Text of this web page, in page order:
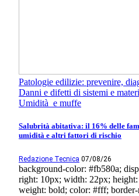
Patologie edilizie: prevenire,
Danni e difetti di sistemi e
Umidità e muffe
Salubrità abitativa: il 16% delle
umidità e altri fattori di rischio
Redazione Tecnica 07/08/26
background-color: #fb580a;
right: 10px; width: 22px;
weight: bold; color: #fff; border-